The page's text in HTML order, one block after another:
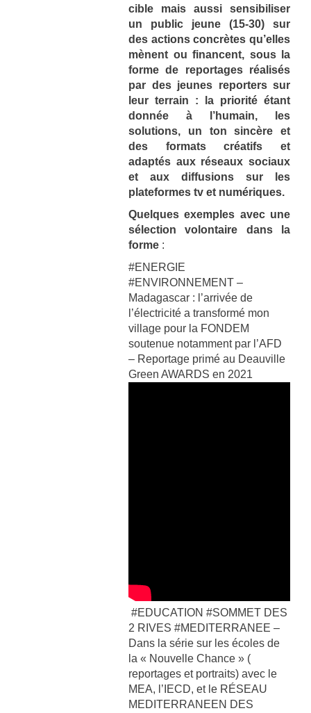
cible mais aussi sensibiliser
un public jeune (15-30) sur
des actions concrètes qu’elles
mènent ou financent, sous la
forme de reportages réalisés
par des jeunes reporters sur
leur terrain : la priorité étant
donnée à l’humain, les
solutions, un ton sincère et
des formats créatifs et
adaptés aux réseaux sociaux
et aux diffusions sur les
plateformes tv et numériques.
Quelques exemples avec une
sélection volontaire dans la
forme :
#ENERGIE
#ENVIRONNEMENT –
Madagascar : l’arrivée de
l’électricité a transformé mon
village pour la FONDEM
soutenue notamment par l’AFD
– Reportage primé au Deauville
Green AWARDS en 2021
#EDUCATION #SOMMET DES
2 RIVES #MEDITERRANEE –
Dans la série sur les écoles de
la « Nouvelle Chance » (
reportages et portraits) avec le
MEA, l’IECD, et le RÉSEAU
MEDITERRANEEN DES